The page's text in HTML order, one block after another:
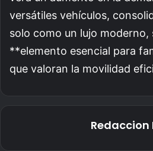
versátiles vehículos,
solo como un lujo moderno,
**elemento esencial para
que valoran la movilidad
Redaccion